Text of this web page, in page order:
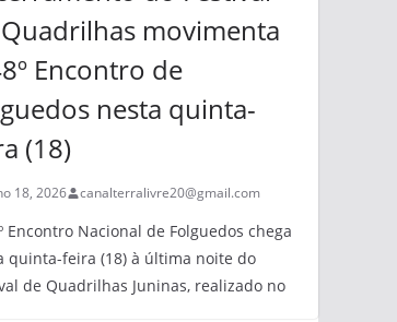
movimenta
Encontro de
nesta quinta-
(18)
18, 2026 canalterralivre20@gmail.com
Encontro Nacional de Folguedos chega
quinta-feira (18) à última noite do
de Quadrilhas Juninas, realizado no